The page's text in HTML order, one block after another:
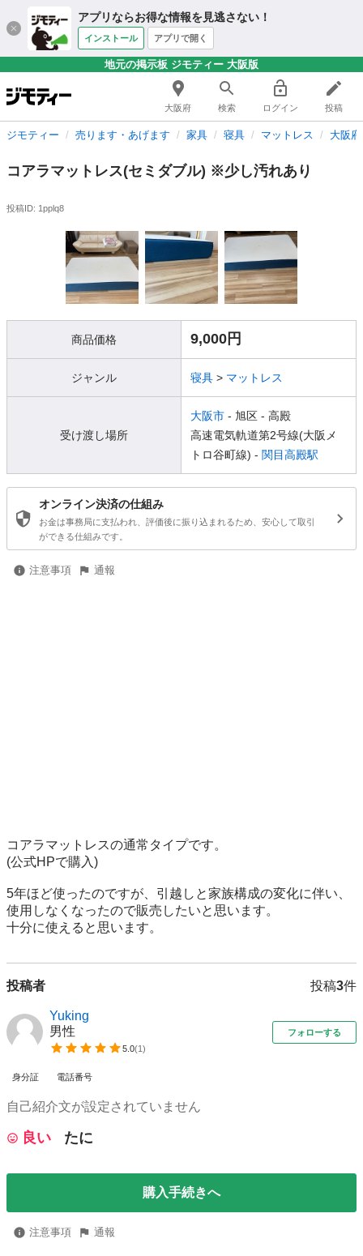
アプリならお得な情報を見逃さない！
インストール アプリで開く
地元の掲示板 ジモティー 大阪版
大阪府 検索 ログイン 投稿
ジモティー 売ります・あげます 家具 寝具 マットレス 大阪
コアラマットレス(セミダブル) ※少し汚れあり
投稿ID: 1pplq8
商品価格 9,000円
ジャンル 寝具 > マットレス
受け渡し場所
大阪市 - 旭区 - 高殿
高速電気軌道第2号線(大阪メ
トロ谷町線) - 関目高殿駅
オンライン決済の仕組み
お金は事務局に支払われ、評価後に振り込まれるため、安心して取引
ができる仕組みです。
注意事項 通報
コアラマットレスの通常タイプです。
(公式HPで購入)
5年ほど使ったのですが、引越しと家族構成の変化に伴い、
使用しなくなったので販売したいと思います。
十分に使えると思います。
投稿者 投稿3件
Yuking
男性
5.0(1)
フォローする
身分証 電話番号
自己紹介文が設定されていません
良い たに
購入手続きへ
注意事項 通報